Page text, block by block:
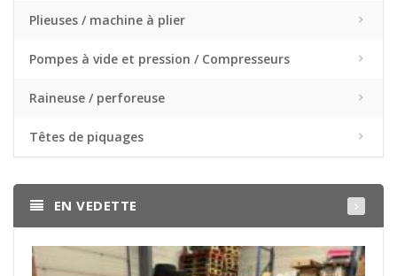
Plieuses / machine à plier
Pompes à vide et pression / Compresseurs
Raineuse / perforeuse
Têtes de piquages
EN VEDETTE